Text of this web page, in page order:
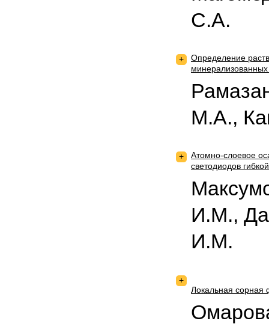
С.А.
+
Определение
М.А.,
+
Атомно-слоевое
светодиодов
И.М.,
И.М.
+
Локальная сорная